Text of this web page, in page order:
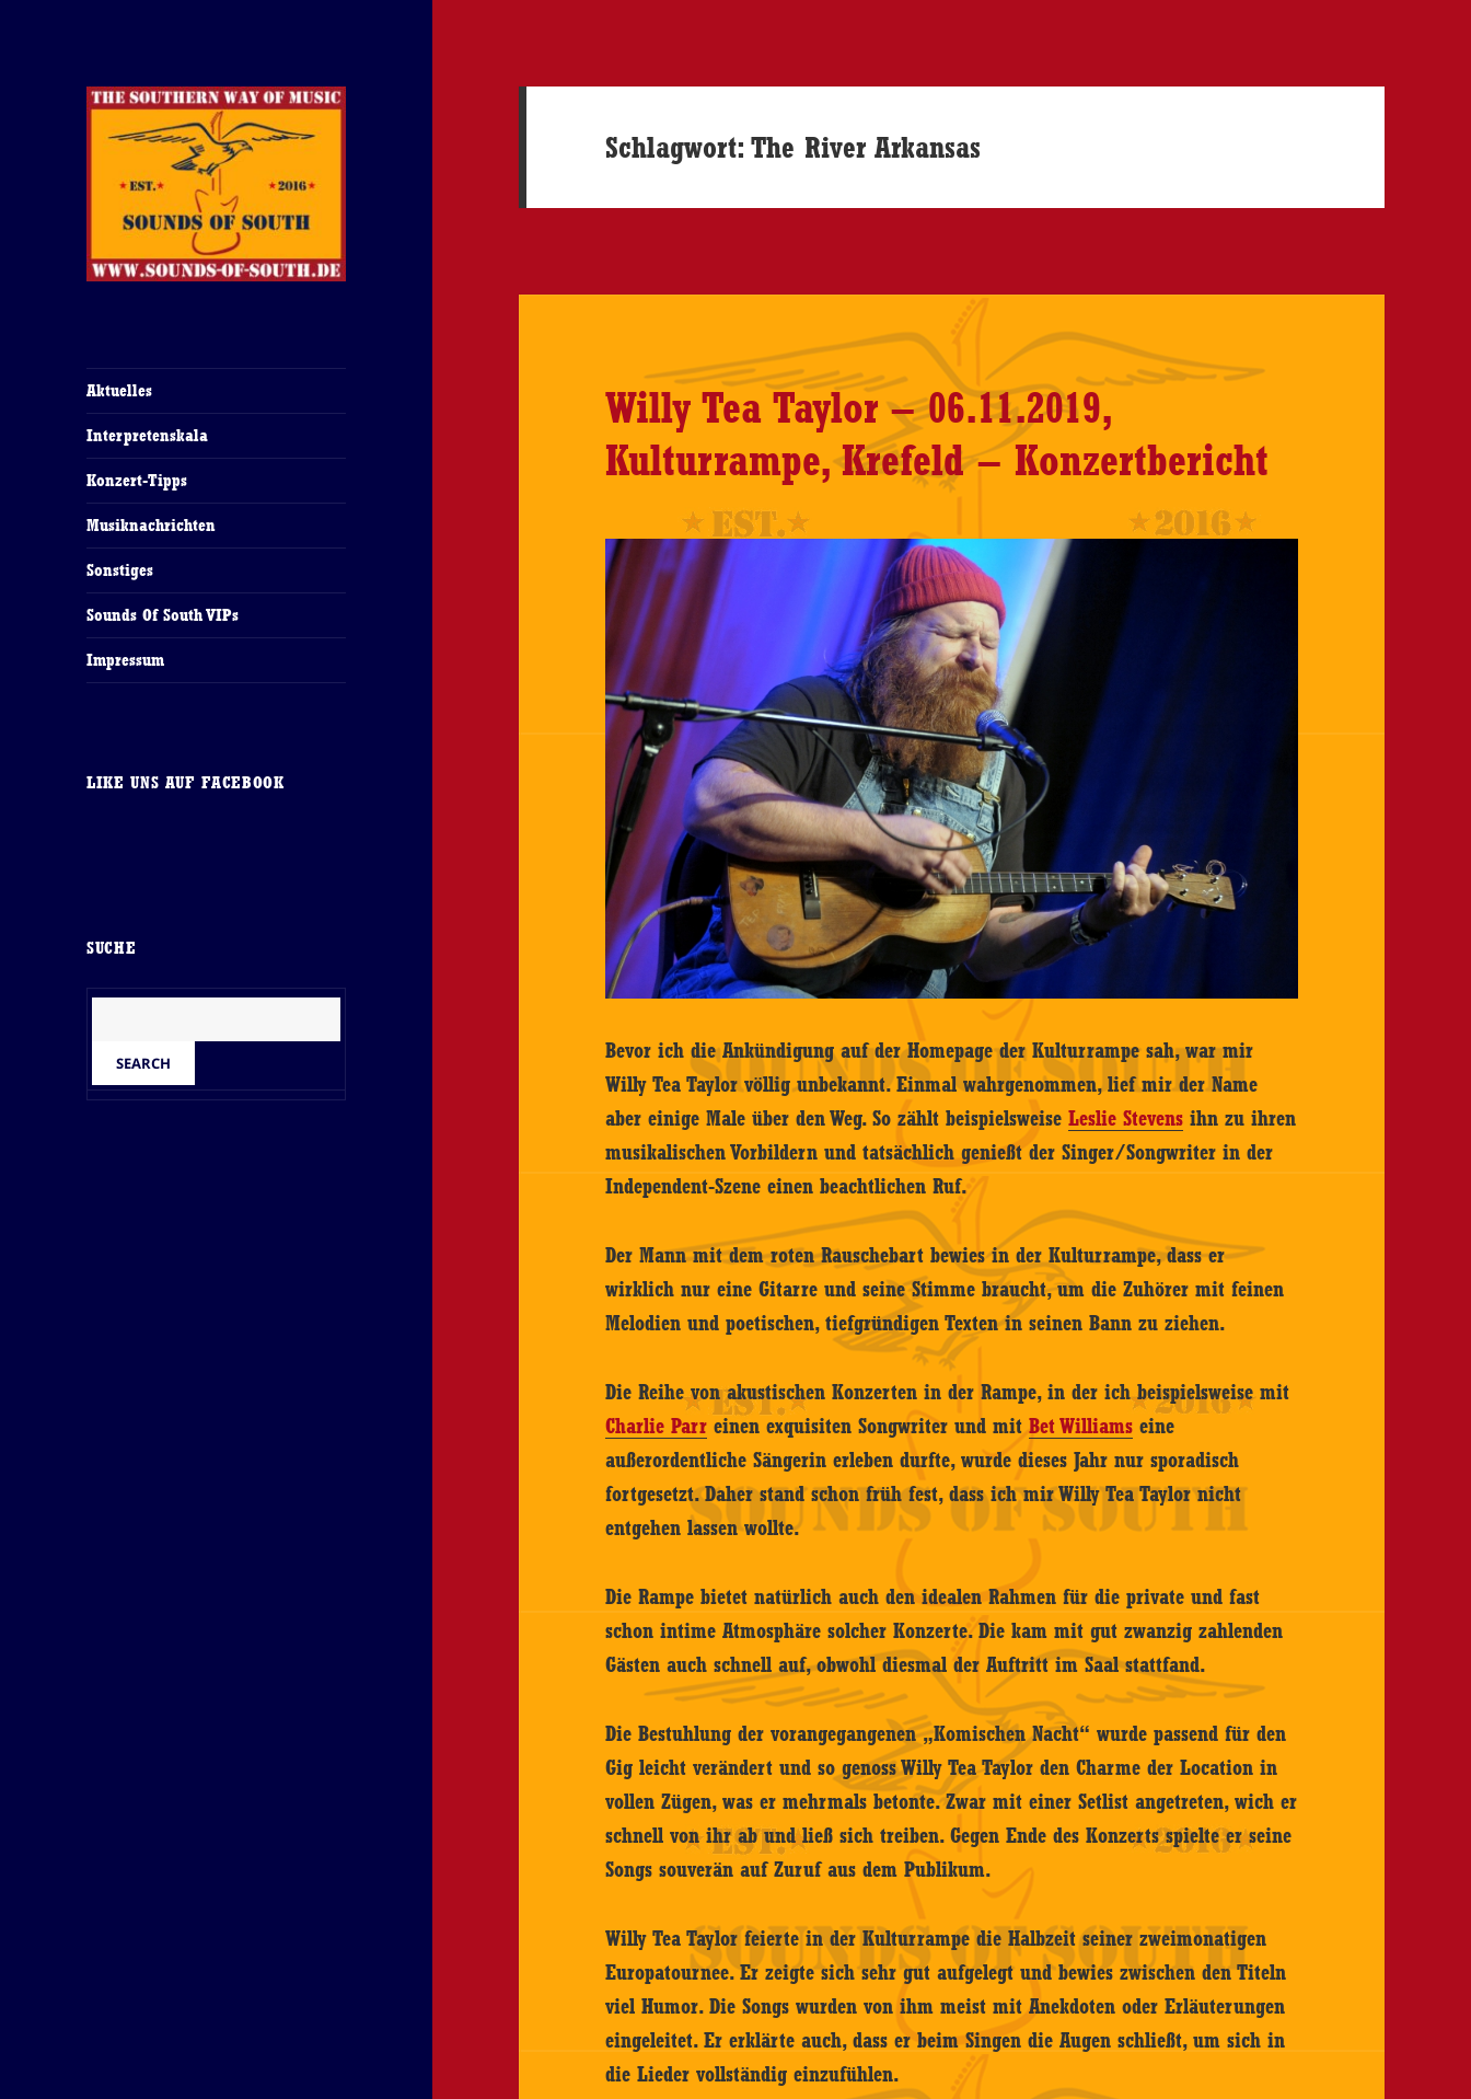
Aktuelles
Interpretenskala
Konzert-Tipps
Musiknachrichten
Sonstiges
Sounds Of South VIPs
Impressum
LIKE UNS AUF FACEBOOK
SUCHE
Schlagwort:The River Arkansas
Willy Tea Taylor – 06.11.2019,
Kulturrampe, Krefeld – Konzertbericht
Bevor ich die Ankündigung auf der Homepage der Kulturrampe sah, war mir
Willy Tea Taylor völlig unbekannt. Einmal wahrgenommen, lief mir der Name
aber einige Male über den Weg. So zählt beispielsweiseLeslie Stevens ihn zu ihren
musikalischen Vorbildern und tatsächlich genießt der Singer/Songwriter in der
Independent-Szene einen beachtlichen Ruf.
Der Mann mit dem roten Rauschebart bewies in der Kulturrampe, dass er
wirklich nur eine Gitarre und seine Stimme braucht, um die Zuhörer mit feinen
Melodien und poetischen, tiefgründigen Texten in seinen Bann zu ziehen.
Die Reihe von akustischen Konzerten in der Rampe, in der ich beispielsweise mit
Charlie Parr einen exquisiten Songwriter und mitBet Williams eine
außerordentliche Sängerin erleben durfte, wurde dieses Jahr nur sporadisch
fortgesetzt. Daher stand schon früh fest, dass ich mir Willy Tea Taylor nicht
entgehen lassen wollte.
Die Rampe bietet natürlich auch den idealen Rahmen für die private und fast
schon intime Atmosphäre solcher Konzerte. Die kam mit gut zwanzig zahlenden
Gästen auch schnell auf, obwohl diesmal der Auftritt im Saal stattfand.
Die Bestuhlung der vorangegangenen „Komischen Nacht“ wurde passend für den
Gig leicht verändert und so genoss Willy Tea Taylor den Charme der Location in
vollen Zügen, was er mehrmals betonte. Zwar mit einer Setlist angetreten, wich er
schnell von ihr ab und ließ sich treiben. Gegen Ende des Konzerts spielte er seine
Songs souverän auf Zuruf aus dem Publikum.
Willy Tea Taylor feierte in der Kulturrampe die Halbzeit seiner zweimonatigen
Europatournee. Er zeigte sich sehr gut aufgelegt und bewies zwischen den Titeln
viel Humor. Die Songs wurden von ihm meist mit Anekdoten oder Erläuterungen
eingeleitet. Er erklärte auch, dass er beim Singen die Augen schließt, um sich in
die Lieder vollständig einzufühlen.